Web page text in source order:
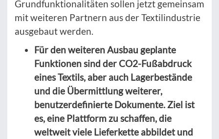
Grundfunktionalitäten sollen jetzt gemeinsam
mit weiteren Partnern aus der Textilindustrie
ausgebaut werden.
Für den weiteren Ausbau geplante
Funktionen sind der CO2-Fußabdruck
eines Textils, aber auch Lagerbestände
und die Übermittlung weiterer,
benutzerdefinierte Dokumente. Ziel ist
es, eine Plattform zu schaffen, die
weltweit viele Lieferkette abbildet und